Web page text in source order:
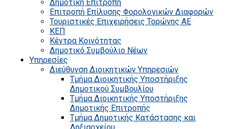
Δημοτική Επιτροπή
Επιτροπή Επίλυσης Φορολογικών Διαφορών
Τουριστικές Επιχειρήσεις Τορώνης ΑΕ
ΚΕΠ
Κέντρα Κοινότητας
Δημοτικό Συμβούλιο Νέων
Υπηρεσίες
Διεύθυνση Διοικητικών Υπηρεσιών
Τμήμα Διοικητικής Υποστήριξης
Δημοτικού Συμβουλίου
Τμήμα Διοικητικής Υποστήριξης
Δημοτικής Επιτροπής
Τμήμα Δημοτικής Κατάστασης και